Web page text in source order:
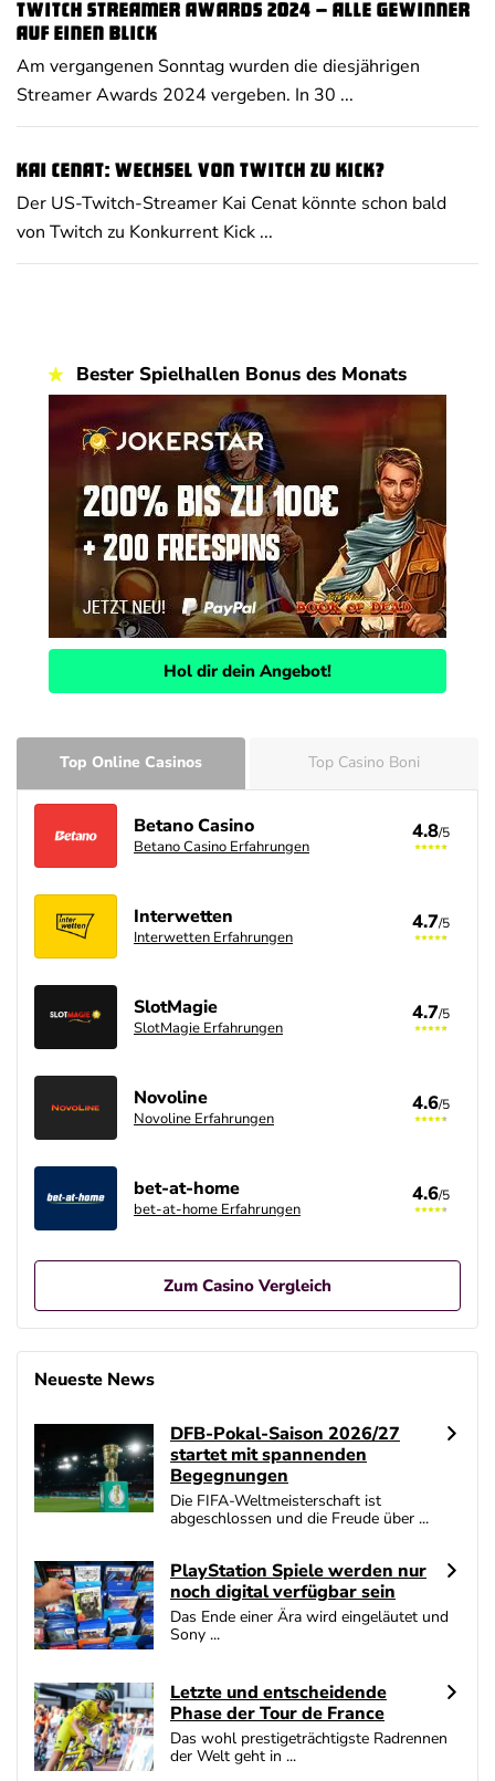
Twitch Streamer Awards 2024 – alle Gewinner
auf einen Blick
Am vergangenen Sonntag wurden die diesjährigen
Streamer Awards 2024 vergeben. In 30 ...
Kai Cenat: Wechsel von Twitch zu Kick?
Der US-Twitch-Streamer Kai Cenat könnte schon bald
von Twitch zu Konkurrent Kick ...
Bester Spielhallen Bonus des Monats
Hol dir dein Angebot!
Top Online Casinos Top Casino Boni
Betano Casino
Betano Casino Erfahrungen
4.8/5
Interwetten
Interwetten Erfahrungen
4.7/5
SlotMagie
SlotMagie Erfahrungen
4.7/5
Novoline
Novoline Erfahrungen
4.6/5
bet-at-home
bet-at-home Erfahrungen
4.6/5
Zum Casino Vergleich
Betano Casino Bonus
400% bis zu 80€
Interwetten Bonus
100% bis zu 100€
AGB gelten
SlotMagie Bonus
AGB gelten
Novoline Bonus
200 % Bonus + 10 Freispiele täglich
bet-at-home Bonus
100% bis zu 100€
AGB gelten
4.6/5
Neueste News
DFB-Pokal-Saison 2026/27
startet mit spannenden
Begegnungen
Die FIFA-Weltmeisterschaft ist
abgeschlossen und die Freude über ...
PlayStation Spiele werden nur
noch digital verfügbar sein
Das Ende einer Ära wird eingeläutet und
Sony ...
Letzte und entscheidende
Phase der Tour de France
Das wohl prestigeträchtigste Radrennen
der Welt geht in ...